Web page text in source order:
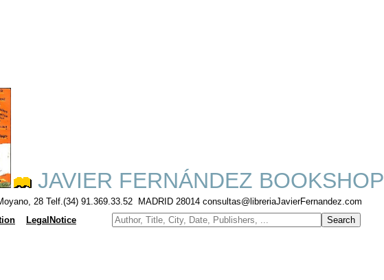
JAVIER FERNÁNDEZ BOOKSHOP
28 Telf.(34) 91.369.33.52 MADRID 28014 consultas@libreriaJavierFernandez.com
LegalNotice